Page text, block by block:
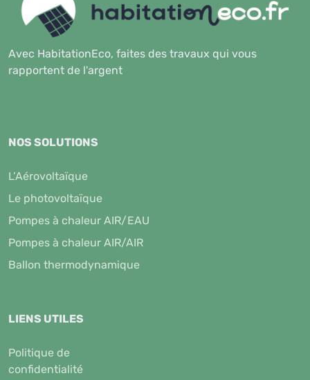
Avec HabitationEco, faites des travaux qui vous
rapportent de l'argent
NOS SOLUTIONS
L’Aérovoltaïque
Le photovoltaïque
Pompes à chaleur AIR/EAU
Pompes à chaleur AIR/AIR
Ballon thermodynamique
LIENS UTILES
Politique de
confidentialité